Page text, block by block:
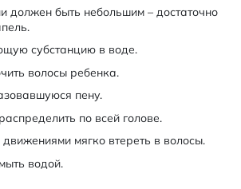
должен быть небольшим – достаточно
субстанцию в воде.
волосы ребенка.
пену.
по всей голове.
мягко втереть в волосы.
водой.